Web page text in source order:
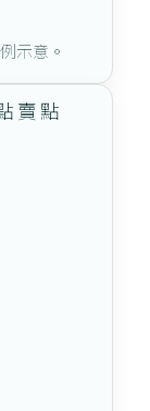
示意。
賣點